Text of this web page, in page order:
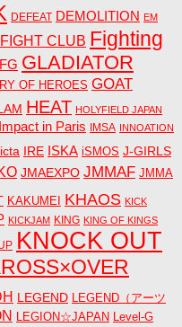
DEFEAT DEMOLITION EM
FIGHT CLUB Fighting
GLADIATOR
OF HEROES GOAT
HEAT HOLYFIELD JAPAN
Impact in Paris IMSA INNOATION
IRE ISKA iSMOS J-GIRLS
JMAEXPO JMMAF JMMA
KAKUMEI KHAOS KICK
KICKJAM KING KING OF KINGS
KNOCK OUT
LEGEND LEGEND（アーツ
LEGION☆JAPAN Level-G